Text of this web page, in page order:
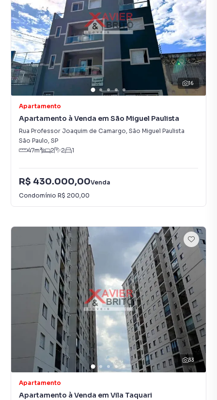
16
Apartamento
Apartamento à Venda em São Miguel Paulista
Rua Professor Joaquim de Camargo, São Miguel Paulista
São Paulo, SP
47m² 2 2 1
R$ 430.000,00Venda
Condomínio R$ 200,00
33
Apartamento
Apartamento à Venda em Vila Taquari